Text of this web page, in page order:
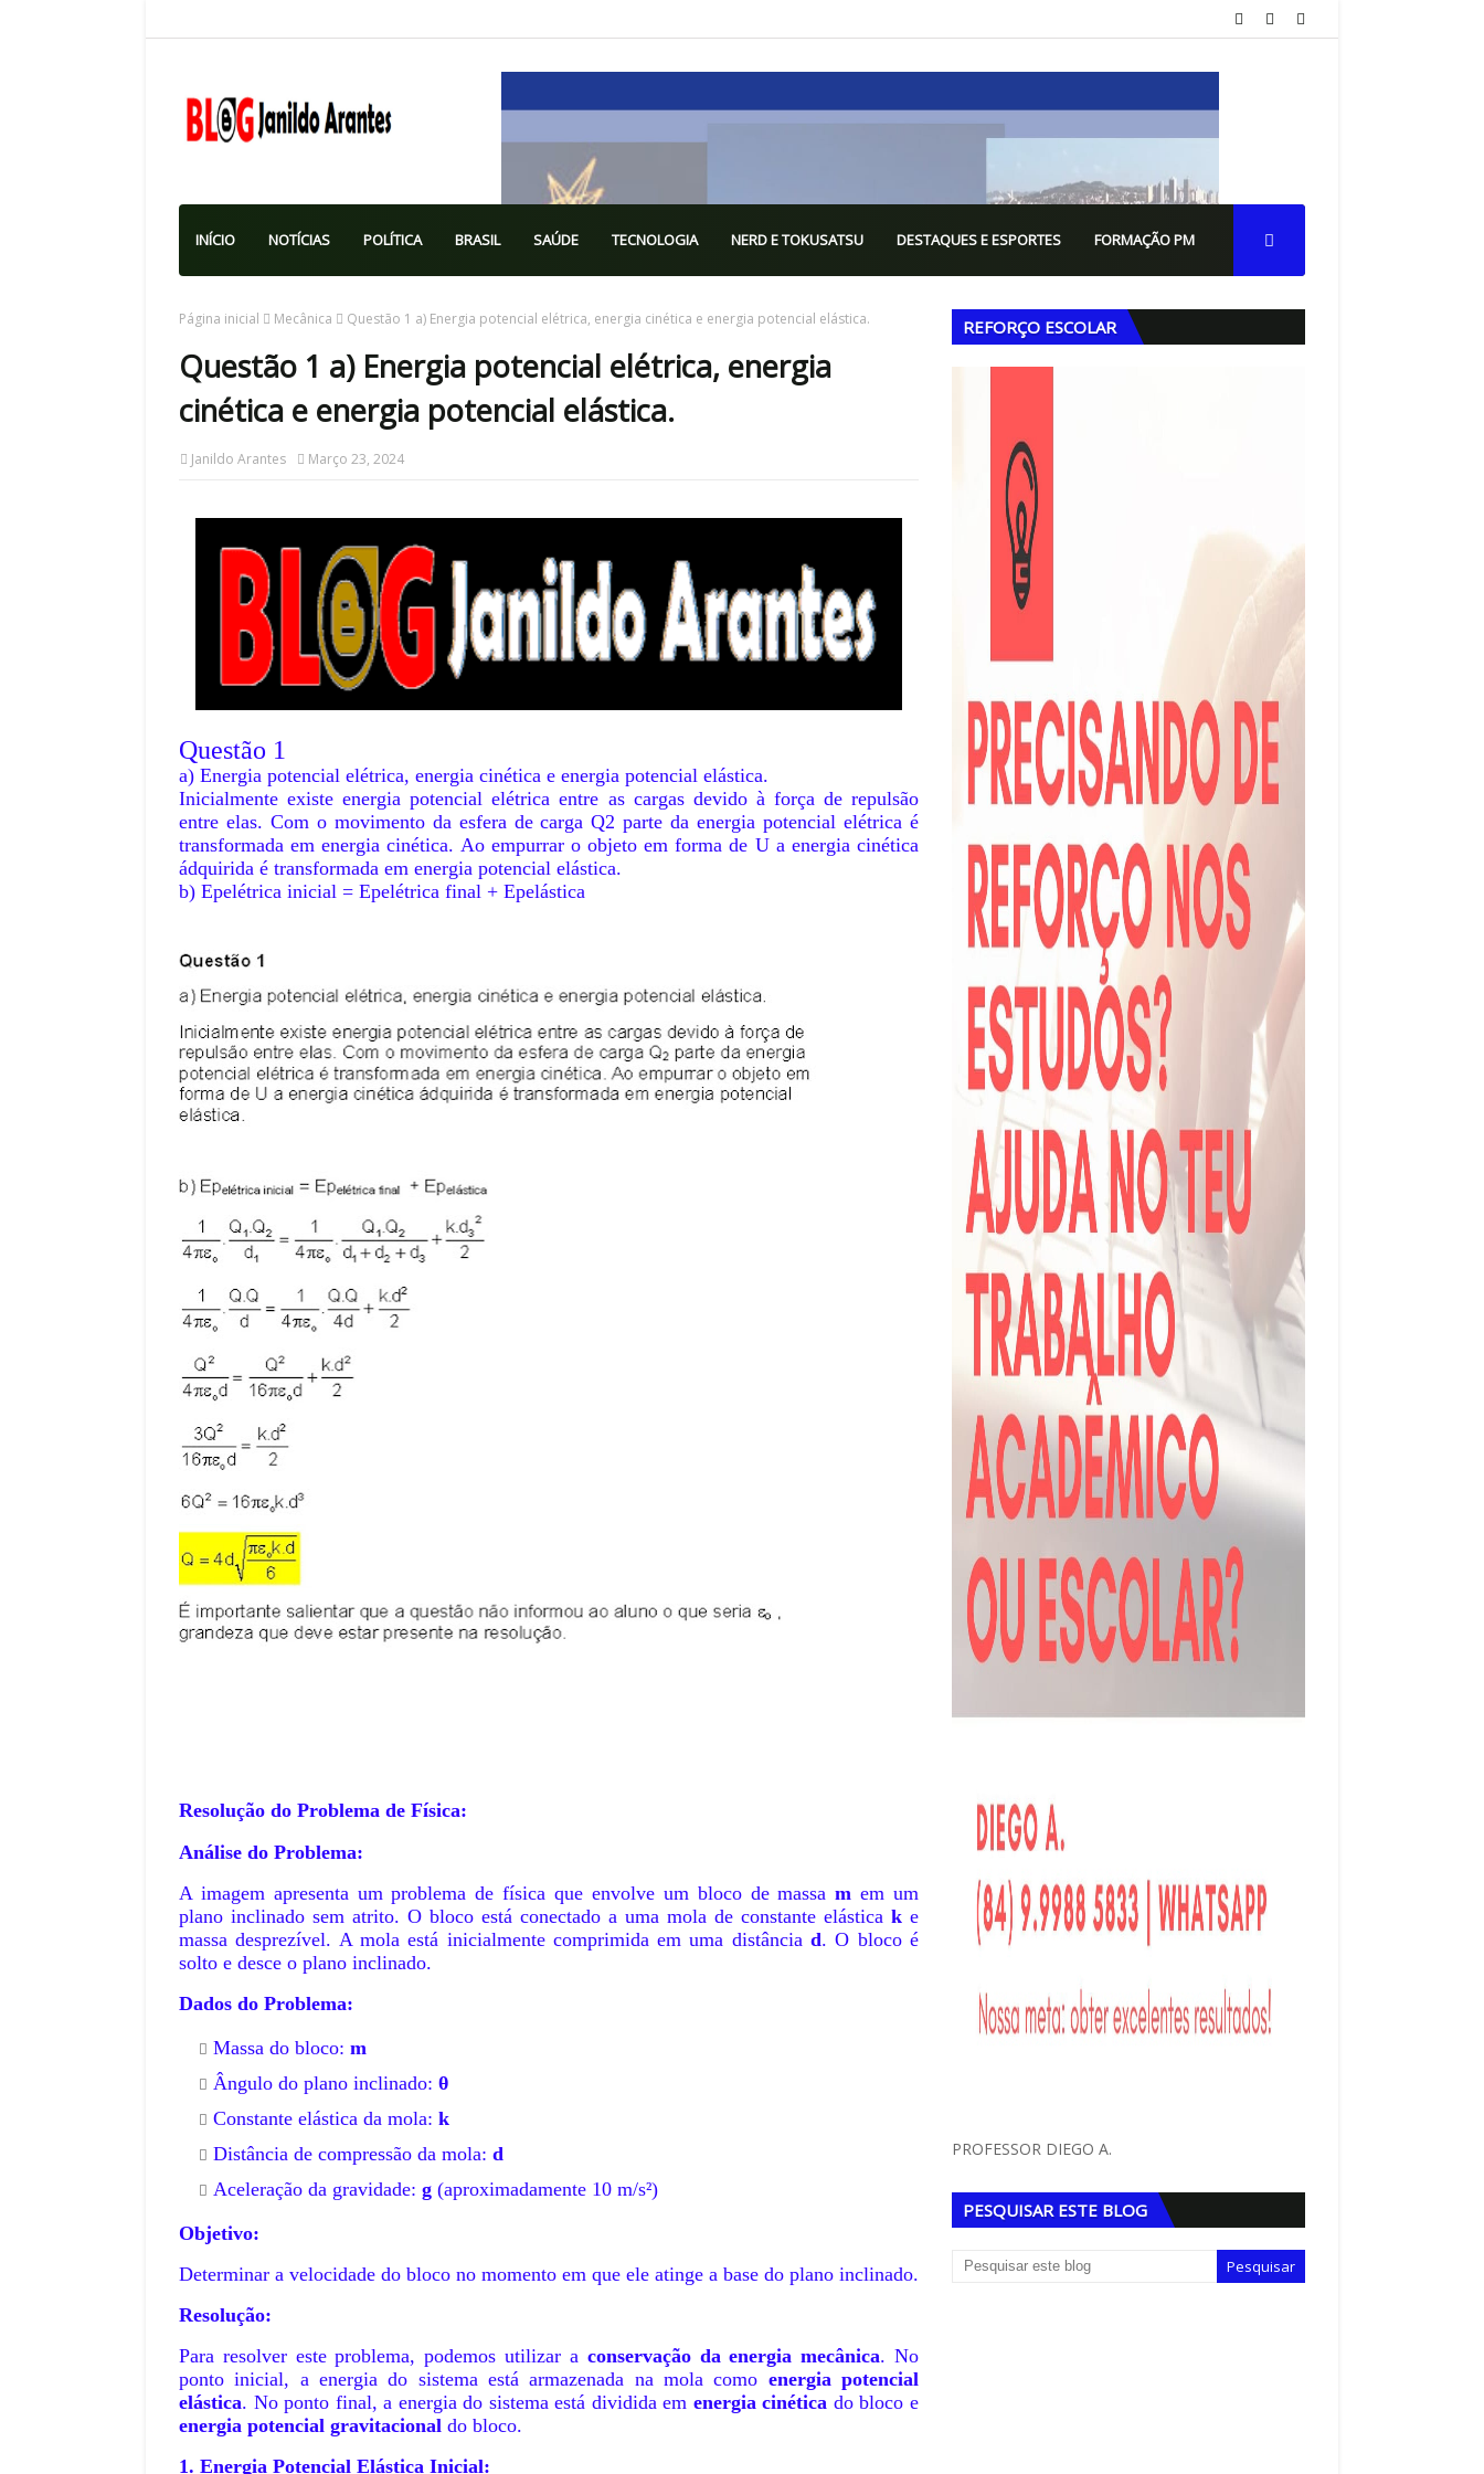
INÍCIO NOTÍCIAS POLÍTICA BRASIL SAÚDE TECNOLOGIA NERD E TOKUSATSU DESTAQUES E ESPORTES FORMAÇÃO PM
Página inicial Mecânica Questão 1 a) Energia potencial elétrica, energia cinética e energia potencial elástica.
Questão 1 a) Energia potencial elétrica, energia
cinética e energia potencial elástica.
Janildo Arantes Março 23, 2024
Questão 1
a) Energia potencial elétrica, energia cinética e energia potencial elástica.
Inicialmente existe energia potencial elétrica entre as cargas devido à força de repulsão
entre elas. Com o movimento da esfera de carga Q2 parte da energia potencial elétrica é
transformada em energia cinética. Ao empurrar o objeto em forma de U a energia cinética
ádquirida é transformada em energia potencial elástica.
b) Epelétrica inicial = Epelétrica final + Epelástica
Resolução do Problema de Física:
Análise do Problema:
A imagem apresenta um problema de física que envolve um bloco de massam em um
plano inclinado sem atrito. O bloco está conectado a uma mola de constante elástica k e
massa desprezível. A mola está inicialmente comprimida em uma distânciad. O bloco é
solto e desce o plano inclinado.
Dados do Problema:
Massa do bloco: m
Ângulo do plano inclinado: θ
Constante elástica da mola: k
Distância de compressão da mola: d
Aceleração da gravidade: g (aproximadamente 10 m/s²)
Objetivo:
Determinar a velocidade do bloco no momento em que ele atinge a base do plano inclinado.
Resolução:
Para resolver este problema, podemos utilizar a conservação da energia mecânica. No
ponto inicial, a energia do sistema está armazenada na mola como energia potencial
elástica. No ponto final, a energia do sistema está dividida em energia cinética do bloco e
energia potencial gravitacional do bloco.
1. Energia Potencial Elástica Inicial:
REFORÇO ESCOLAR
PROFESSOR DIEGO A.
PESQUISAR ESTE BLOG